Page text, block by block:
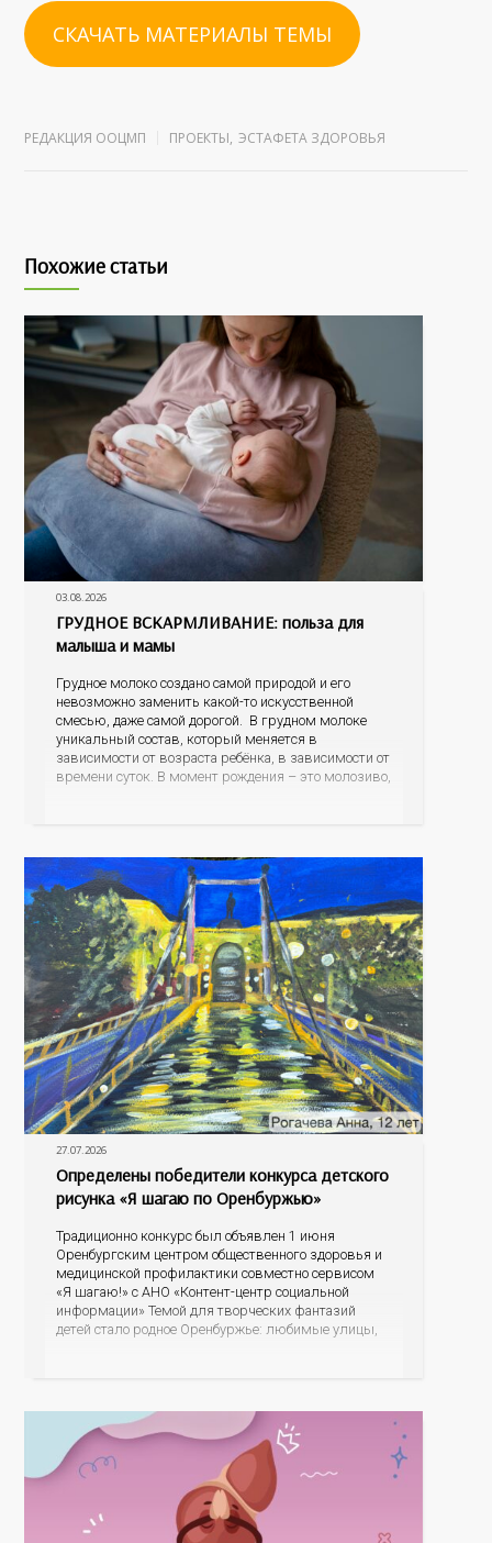
СКАЧАТЬ МАТЕРИАЛЫ ТЕМЫ
РЕДАКЦИЯ ООЦМП ПРОЕКТЫ, ЭСТАФЕТА ЗДОРОВЬЯ
Похожие статьи
03.08.2026
ГРУДНОЕ ВСКАРМЛИВАНИЕ: польза для
малыша и мамы
Грудное молоко создано самой природой и его
невозможно заменить какой-то искусственной
смесью, даже самой дорогой. В грудном молоке
уникальный состав, который меняется в
зависимости от возраста ребёнка, в зависимости от
времени суток. В момент рождения – это молозиво,
27.07.2026
Определены победители конкурса детского
рисунка «Я шагаю по Оренбуржью»
Традиционно конкурс был объявлен 1 июня
Оренбургским центром общественного здоровья и
медицинской профилактики совместно сервисом
«Я шагаю!» с АНО «Контент-центр социальной
информации» Темой для творческих фантазий
детей стало родное Оренбуржье: любимые улицы,